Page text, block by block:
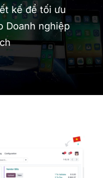
kế để tối ưu
Doanh nghiệp